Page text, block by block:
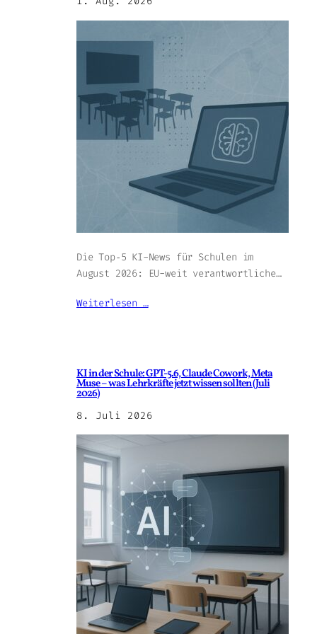
Die Top‑5 KI-News für Schulen im
August 2026: EU-weit verantwortliche…
Weiterlesen …
KI in der Schule: GPT-5.6, Claude Cowork, Meta
Muse – was Lehrkräfte jetzt wissen sollten (Juli
2026)
8. Juli 2026